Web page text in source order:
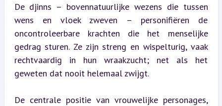
De djinns – bovennatuurlijke wezens die tussen
wens en vloek zweven – personifiëren de
oncontroleerbare krachten die het menselijke
gedrag sturen. Ze zijn streng en wispelturig, vaak
rechtvaardig in hun wraakzucht; net als het
geweten dat nooit helemaal zwijgt.
De centrale positie van vrouwelijke personages,